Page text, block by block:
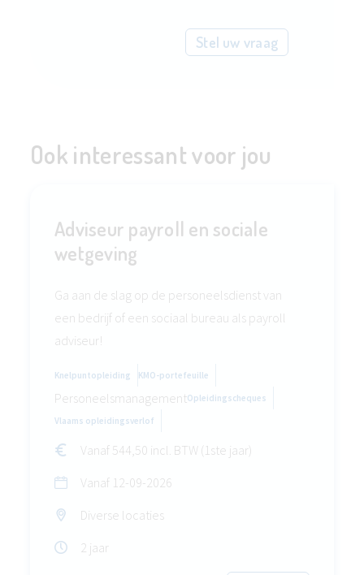
Stel uw vraag
Ook interessant voor jou
Adviseur payroll en sociale
wetgeving
Ga aan de slag op de personeelsdienst van
een bedrijf of een sociaal bureau als payroll
adviseur!
Knelpuntopleiding KMO-portefeuille
PersoneelsmanagementOpleidingscheques
Vlaams opleidingsverlof
Vanaf 544,50 incl. BTW (1ste jaar)
Vanaf 12-09-2026
Diverse locaties
2 jaar